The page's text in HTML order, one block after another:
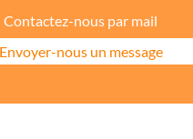
Contactez-nous par mail
Envoyer-nous un message